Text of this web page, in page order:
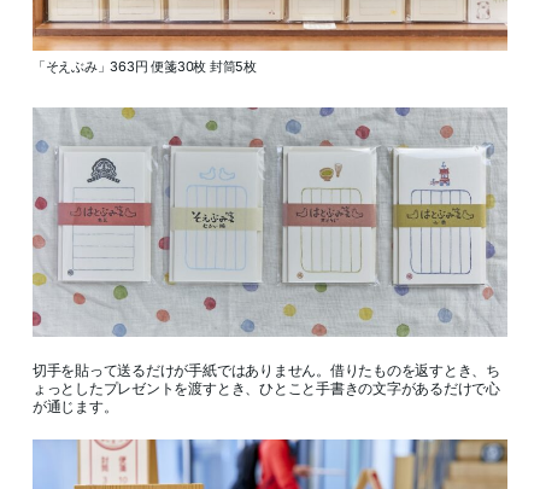
「そえぶみ」363円 便箋30枚 封筒5枚
切手を貼って送るだけが手紙ではありません。借りたものを返すとき、ち
ょっとしたプレゼントを渡すとき、ひとこと手書きの文字があるだけで心
が通じます。